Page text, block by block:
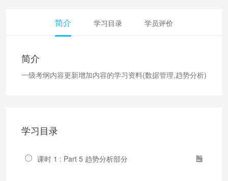
简介 学习目录 学员评价
简介
一级考纲内容更新增加内容的学习资料(数据管理,趋势分析)
学习目录
课时 1 : Part 5 趋势分析部分